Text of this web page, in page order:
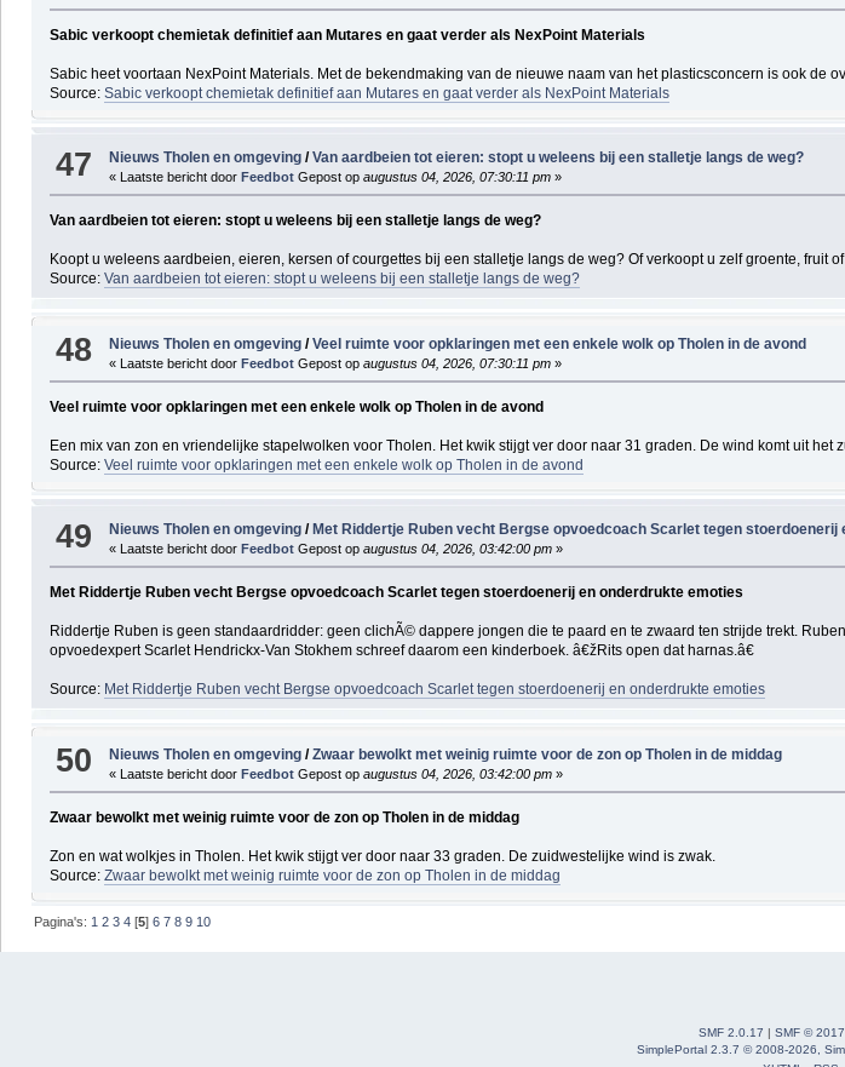
Sabic verkoopt chemietak definitief aan Mutares en gaat verder als NexPoint Materials
Sabic heet voortaan NexPoint Materials. Met de bekendmaking van de nieuwe naam van het plasticsconcern is ook de
Source: Sabic verkoopt chemietak definitief aan Mutares en gaat verder als NexPoint Materials
47 Nieuws Tholen en omgeving /Van aardbeien tot eieren: stopt u weleens bij een stalletje langs de weg?
« Laatste bericht doorFeedbot Gepost op augustus 04, 2026, 07:30:11 pm »
Van aardbeien tot eieren: stopt u weleens bij een stalletje langs de weg?
Koopt u weleens aardbeien, eieren, kersen of courgettes bij een stalletje langs de weg? Of verkoopt u zelf groente, fruit
Source: Van aardbeien tot eieren: stopt u weleens bij een stalletje langs de weg?
48 Nieuws Tholen en omgeving /Veel ruimte voor opklaringen met een enkele wolk op Tholen in de avond
« Laatste bericht doorFeedbot Gepost op augustus 04, 2026, 07:30:11 pm »
Veel ruimte voor opklaringen met een enkele wolk op Tholen in de avond
Een mix van zon en vriendelijke stapelwolken voor Tholen. Het kwik stijgt ver door naar 31 graden. De wind komt uit het
Source: Veel ruimte voor opklaringen met een enkele wolk op Tholen in de avond
49 Nieuws Tholen en omgeving / Met Riddertje Ruben vecht Bergse opvoedcoach Scarlet tegen stoerdoenerij
« Laatste bericht doorFeedbot Gepost op augustus 04, 2026, 03:42:00 pm »
Met Riddertje Ruben vecht Bergse opvoedcoach Scarlet tegen stoerdoenerij en onderdrukte emoties
Riddertje Ruben is geen standaardridder: geen clichÃ© dappere jongen die te paard en te zwaard ten strijde trekt.
opvoedexpert Scarlet Hendrickx-Van Stokhem schreef daarom een kinderboek. â€žRits open dat harnas.â€
Source: Met Riddertje Ruben vecht Bergse opvoedcoach Scarlet tegen stoerdoenerij en onderdrukte emoties
50 Nieuws Tholen en omgeving /Zwaar bewolkt met weinig ruimte voor de zon op Tholen in de middag
« Laatste bericht doorFeedbot Gepost op augustus 04, 2026, 03:42:00 pm »
Zwaar bewolkt met weinig ruimte voor de zon op Tholen in de middag
Zon en wat wolkjes in Tholen. Het kwik stijgt ver door naar 33 graden. De zuidwestelijke wind is zwak.
Source: Zwaar bewolkt met weinig ruimte voor de zon op Tholen in de middag
Pagina's: 1 2 3 4 [5]6 7 8 9 10
SMF 2.0.17 | SMF © 2017
SimplePortal 2.3.7 © 2008-2026,